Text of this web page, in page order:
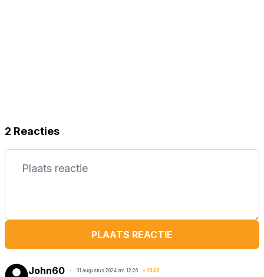
2 Reacties
PLAATS REACTIE
John60 31 augustus 2024 om 12:26 + 1032